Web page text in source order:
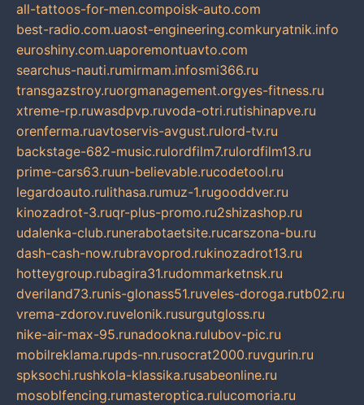
all-tattoos-for-men.compoisk-auto.com
best-radio.com.uaost-engineering.comkuryatnik.info
euroshiny.com.uaporemontuavto.com
searchus-nauti.rumirmam.infosmi366.ru
transgazstroy.ruorgmanagement.orgyes-fitness.ru
xtreme-rp.ruwasdpvp.ruvoda-otri.rutishinapve.ru
orenferma.ruavtoservis-avgust.rulord-tv.ru
backstage-682-music.rulordfilm7.rulordfilm13.ru
prime-cars63.ruun-believable.rucodetool.ru
legardoauto.rulithasa.rumuz-1.rugooddver.ru
kinozadrot-3.ruqr-plus-promo.ru2shizashop.ru
udalenka-club.runerabotaetsite.rucarszona-bu.ru
dash-cash-now.rubravoprod.rukinozadrot13.ru
hotteygroup.rubagira31.rudommarketnsk.ru
dveriland73.runis-glonass51.ruveles-doroga.rutb02.ru
vrema-zdorov.ruvelonik.rusurgutgloss.ru
nike-air-max-95.runadookna.rulubov-pic.ru
mobilreklama.rupds-nn.rusocrat2000.ruvgurin.ru
spksochi.rushkola-klassika.rusabeonline.ru
mosoblfencing.rumasteroptica.rulucomoria.ru